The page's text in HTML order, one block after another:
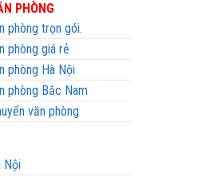
PHÒNG
phòng trọn gói.
phòng giá rẻ
phòng Hà Nội
phòng Bắc Nam
văn phòng
Nội